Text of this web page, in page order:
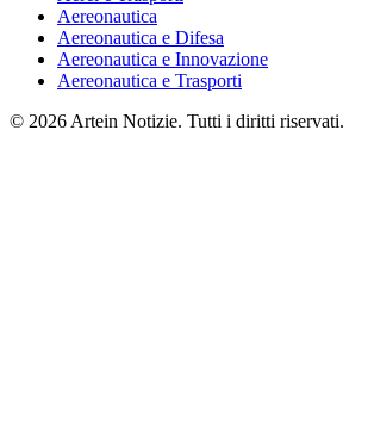
Aereonautica
Aereonautica e Difesa
Aereonautica e Innovazione
Aereonautica e Trasporti
© 2026 Artein Notizie. Tutti i diritti riservati.